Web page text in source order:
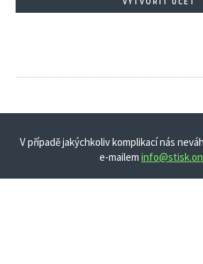
V případě jakýchkoliv komplikací nás
e-mailem